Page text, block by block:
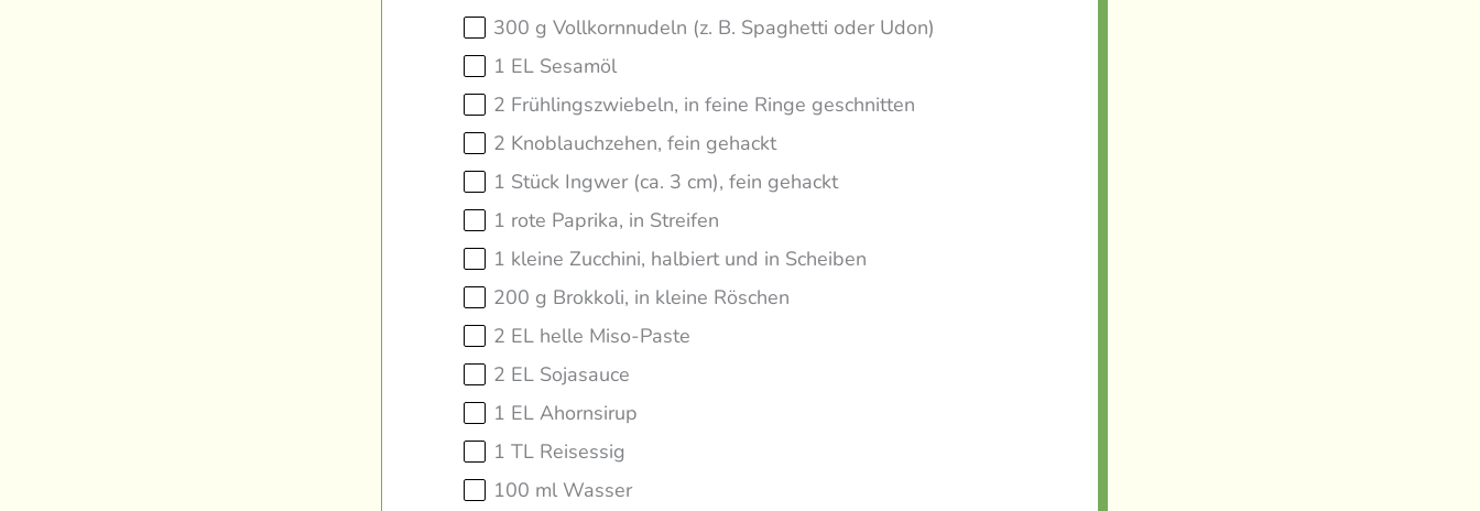
300 g Vollkornnudeln (z. B. Spaghetti oder Udon)
1 EL Sesamöl
2 Frühlingszwiebeln, in feine Ringe geschnitten
2 Knoblauchzehen, fein gehackt
1 Stück Ingwer (ca. 3 cm), fein gehackt
1 rote Paprika, in Streifen
1 kleine Zucchini, halbiert und in Scheiben
200 g Brokkoli, in kleine Röschen
2 EL helle Miso-Paste
2 EL Sojasauce
1 EL Ahornsirup
1 TL Reisessig
100 ml Wasser